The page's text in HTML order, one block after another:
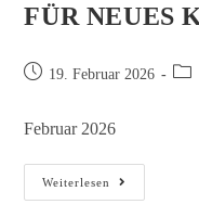
FÜR NEUES
19. Februar 2026
Februar 2026
Weiterlesen